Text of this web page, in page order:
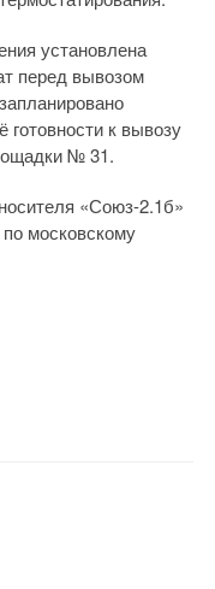
установлена
перед вывозом
готовности к вывозу
№ 31.
«Союз-2.1б»
московскому